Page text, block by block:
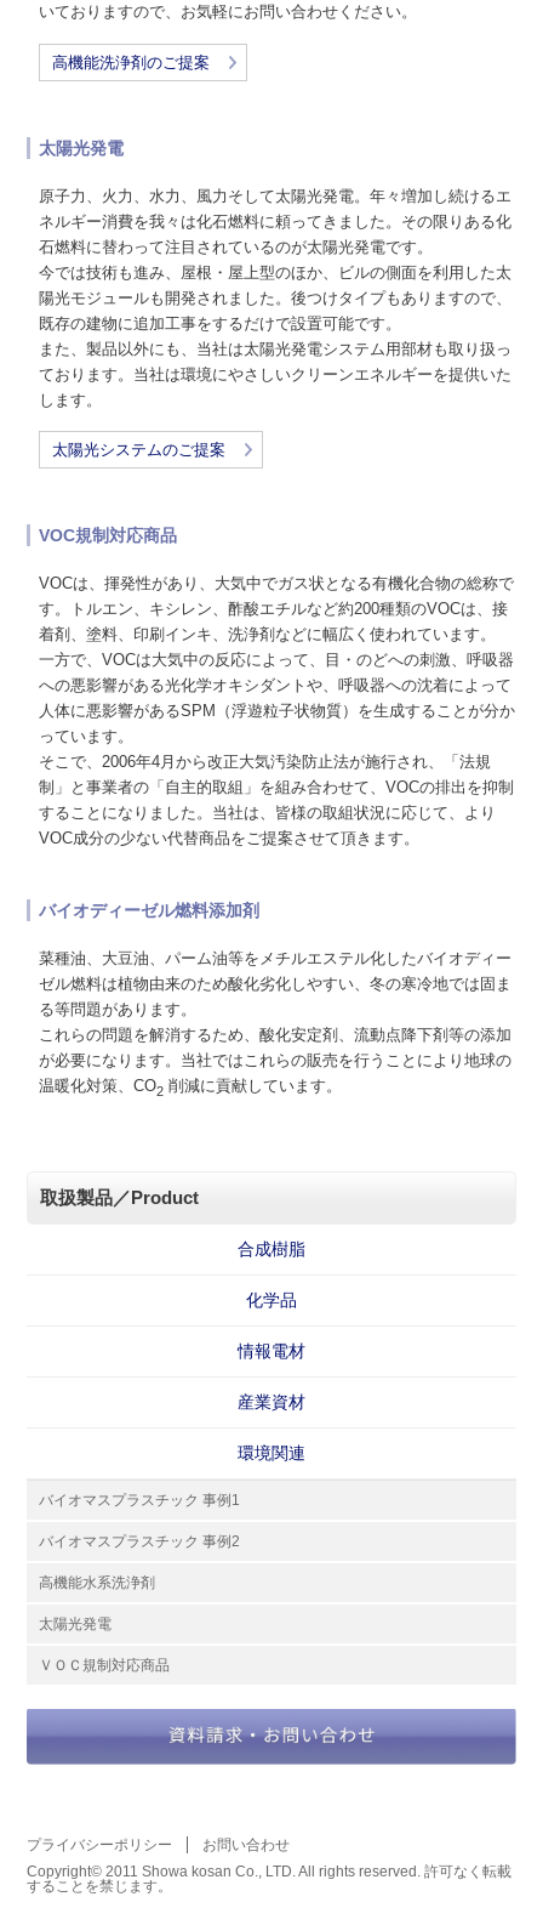
いておりますので、お気軽にお問い合わせください。
高機能洗浄剤のご提案
太陽光発電
原子力、火力、水力、風力そして太陽光発電。年々増加し続けるエ
ネルギー消費を我々は化石燃料に頼ってきました。その限りある化
石燃料に替わって注目されているのが太陽光発電です。
今では技術も進み、屋根・屋上型のほか、ビルの側面を利用した太
陽光モジュールも開発されました。後つけタイプもありますので、
既存の建物に追加工事をするだけで設置可能です。
また、製品以外にも、当社は太陽光発電システム用部材も取り扱っ
ております。当社は環境にやさしいクリーンエネルギーを提供いた
します。
太陽光システムのご提案
VOC規制対応商品
VOCは、揮発性があり、大気中でガス状となる有機化合物の総称で
す。トルエン、キシレン、酢酸エチルなど約200種類のVOCは、接
着剤、塗料、印刷インキ、洗浄剤などに幅広く使われています。
一方で、VOCは大気中の反応によって、目・のどへの刺激、呼吸器
への悪影響がある光化学オキシダントや、呼吸器への沈着によって
人体に悪影響があるSPM（浮遊粒子状物質）を生成することが分か
っています。
そこで、2006年4月から改正大気汚染防止法が施行され、「法規
制」と事業者の「自主的取組」を組み合わせて、VOCの排出を抑制
することになりました。当社は、皆様の取組状況に応じて、より
VOC成分の少ない代替商品をご提案させて頂きます。
バイオディーゼル燃料添加剤
菜種油、大豆油、パーム油等をメチルエステル化したバイオディー
ゼル燃料は植物由来のため酸化劣化しやすい、冬の寒冷地では固ま
る等問題があります。
これらの問題を解消するため、酸化安定剤、流動点降下剤等の添加
が必要になります。当社ではこれらの販売を行うことにより地球の
温暖化対策、CO2 削減に貢献しています。
取扱製品／Product
合成樹脂
化学品
情報電材
産業資材
環境関連
バイオマスプラスチック 事例1
バイオマスプラスチック 事例2
高機能水系洗浄剤
太陽光発電
ＶＯＣ規制対応商品
プライバシーポリシー
お問い合わせ
Copyright© 2011 Showa kosan Co., LTD. All rights reserved. 許可なく転載
することを禁じます。